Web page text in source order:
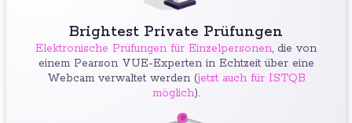
Brightest Private Prüfungen
Elektronische Prüfungen für Einzelpersonen, die von
einem Pearson VUE-Experten in Echtzeit über eine
Webcam verwaltet werden (jetzt auch für ISTQB
möglich).